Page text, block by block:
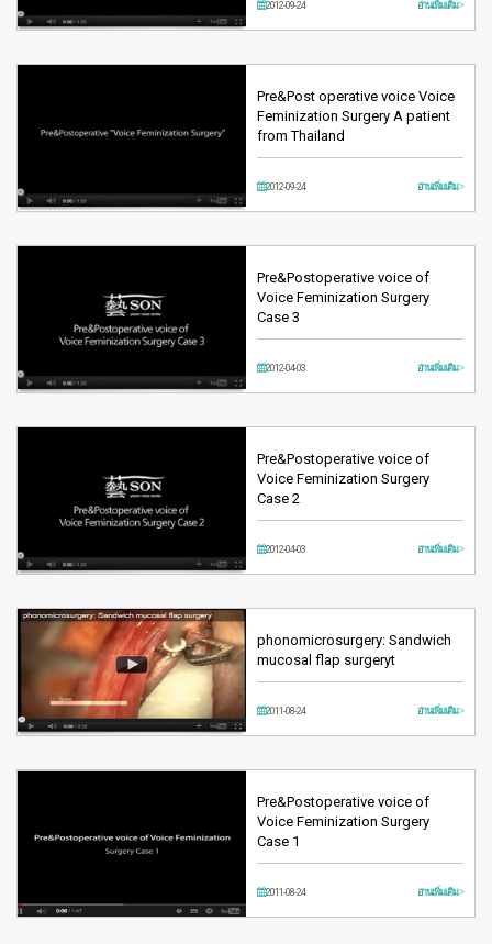
2012-09-24 อ่านเพิ่มเติม >
Pre&Post operative voice Voice
Feminization Surgery A patient
from Thailand
2012-09-24 อ่านเพิ่มเติม >
Pre&Postoperative voice of
Voice Feminization Surgery
Case 3
2012-04-03 อ่านเพิ่มเติม >
Pre&Postoperative voice of
Voice Feminization Surgery
Case 2
2012-04-03 อ่านเพิ่มเติม >
phonomicrosurgery: Sandwich
mucosal flap surgeryt
2011-08-24 อ่านเพิ่มเติม >
Pre&Postoperative voice of
Voice Feminization Surgery
Case 1
2011-08-24 อ่านเพิ่มเติม >